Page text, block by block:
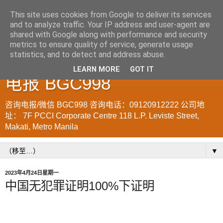
菲律宾998VISA移民公司
WWW.SRRV.DE 咨询微信/
电报 BGC998
咨询电报/微信 BGC998 咨询电话：09120912222 公司地
址： 7F PCCI Corporate Centre 118 L.P. Leviste Street,
Makati, Metro Manila
▼
2023年4月24日星期一
中国无犯罪证明100%下证明
This site uses cookies from Google to deliver its services
and to analyze traffic. Your IP address and user-agent are
shared with Google along with performance and security
metrics to ensure quality of service, generate usage
statistics, and to detect and address abuse.
LEARN MORE GOT IT